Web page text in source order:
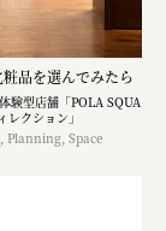
品を選んでみたら
験型店舗「POLA SQUA
クション」
Planning, Space